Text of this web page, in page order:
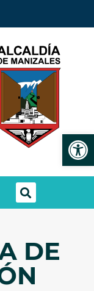
DE